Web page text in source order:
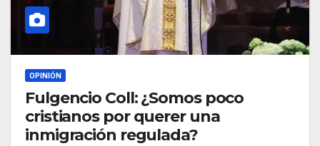
OPINIÓN
Fulgencio Coll: ¿Somos poco
cristianos por querer una
inmigración regulada?